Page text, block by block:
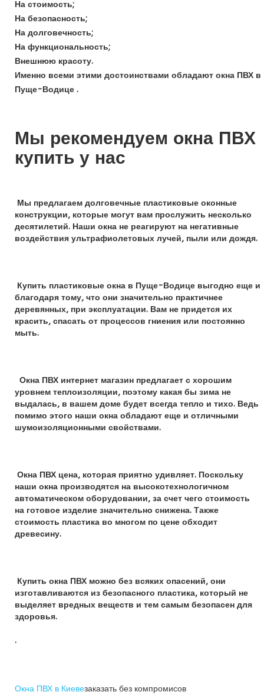
На стоимость;
На безопасность;
На долговечность;
На функциональность;
Внешнюю красоту.
Именно всеми этими достоинствами обладают окна ПВХ в
Пуще-Водице .
Мы рекомендуем окна ПВХ
купить у нас
Мы предлагаем долговечные пластиковые оконные
конструкции, которые могут вам прослужить несколько
десятилетий. Наши окна не реагируют на негативные
воздействия ультрафиолетовых лучей, пыли или дождя.
Купить пластиковые окна в Пуще-Водице выгодно еще и
благодаря тому, что они значительно практичнее
деревянных, при эксплуатации. Вам не придется их
красить, спасать от процессов гниения или постоянно
мыть.
Окна ПВХ интернет магазин предлагает с хорошим
уровнем теплоизоляции, поэтому какая бы зима не
выдалась, в вашем доме будет всегда тепло и тихо. Ведь
помимо этого наши окна обладают еще и отличными
шумоизоляционными свойствами.
Окна ПВХ цена, которая приятно удивляет. Поскольку
наши окна производятся на высокотехнологичном
автоматическом оборудовании, за счет чего стоимость
на готовое изделие значительно снижена. Также
стоимость пластика во многом по цене обходит
древесину.
Купить окна ПВХ можно без всяких опасений, они
изготавливаются из безопасного пластика, который не
выделяет вредных веществ и тем самым безопасен для
здоровья.
.
Окна ПВХ в Киевезаказать без компромисов